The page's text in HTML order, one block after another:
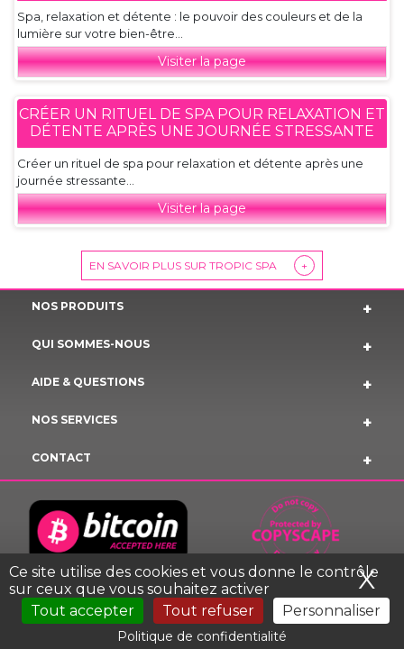
Ce site utilise des cookies et vous donne le contrôle
sur ceux que vous souhaitez activer
Tout accepter
Tout refuser Personnaliser
Politique de confidentialité
X
Spa, relaxation et détente : le pouvoir des couleurs et de la
lumière sur votre bien-être...
Visiter la page
CRÉER UN RITUEL DE SPA POUR RELAXATION ET
DÉTENTE APRÈS UNE JOURNÉE STRESSANTE
Créer un rituel de spa pour relaxation et détente après une
journée stressante...
Visiter la page
EN SAVOIR PLUS SUR TROPIC SPA +
NOS PRODUITS
QUI SOMMES-NOUS
AIDE & QUESTIONS
NOS SERVICES
CONTACT
MENTIONS LEGALES TROPIC SPA © 2023 COPYRIGHT